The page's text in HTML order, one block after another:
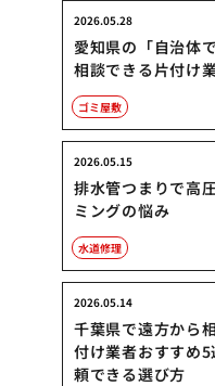
愛知県の「自治体
相談できる片付け
2026.05.28
ゴミ屋敷
排水管つまりで高
ミングの悩み
2026.05.15
水道修理
千葉県で遠方から
付け業者おすすめ
頼できる選び方
2026.05.14